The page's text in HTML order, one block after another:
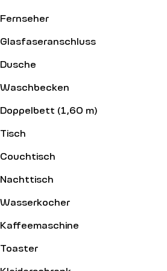
Fernseher
Glasfaseranschluss
Dusche
Waschbecken
Doppelbett (1,60 m)
Tisch
Couchtisch
Nachttisch
Wasserkocher
Kaffeemaschine
Toaster